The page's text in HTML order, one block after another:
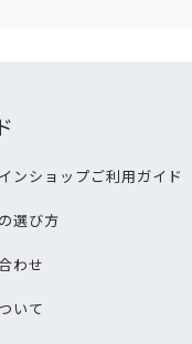
ンショップご利用ガイド
選び方
わせ
いて